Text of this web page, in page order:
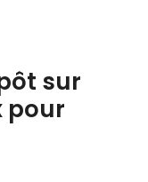
sur
pour